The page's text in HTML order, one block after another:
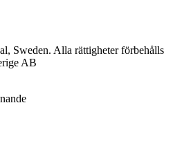
Sweden. Alla rättigheter förbehålls
AB